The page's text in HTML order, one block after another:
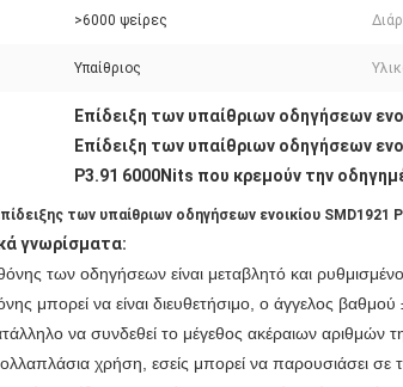
>6000 ψείρες
Υπαίθριος
Επίδειξη των υπαίθριων οδηγήσεων
Επίδειξη των υπαίθριων οδηγήσεων
P3.91 6000Nits που κρεμούν την
των υπαίθριων οδηγήσεων ενοικίου SMD1921
γνωρίσματα:
των οδηγήσεων είναι μεταβλητό και
μπορεί να είναι διευθετήσιμο, ο άγγελος
να συνδεθεί το μέγεθος ακέραιων αριθμών
χρήση, εσείς μπορεί να παρουσιάσει σε